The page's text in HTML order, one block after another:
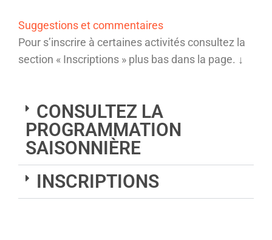
Suggestions et commentaires
Pour s’inscrire à certaines activités consultez la
section « Inscriptions » plus bas dans la page. ↓
CONSULTEZ LA
PROGRAMMATION
SAISONNIÈRE
INSCRIPTIONS